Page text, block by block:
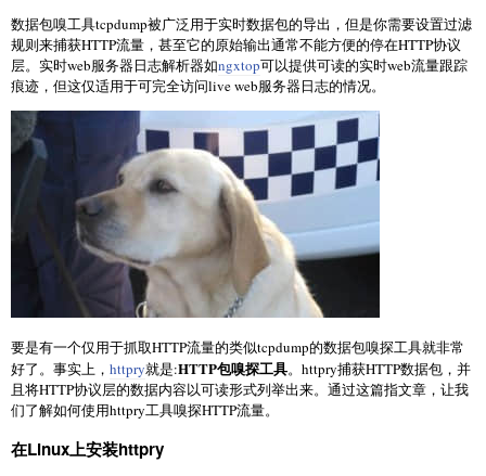
数据包嗅工具tcpdump被广泛用于实时数据包的导出，但是你需要设置过滤
规则来捕获HTTP流量，甚至它的原始输出通常不能方便的停在HTTP协议
层。实时web服务器日志解析器如ngxtop可以提供可读的实时web流量跟踪
痕迹，但这仅适用于可完全访问live web服务器日志的情况。
要是有一个仅用于抓取HTTP流量的类似tcpdump的数据包嗅探工具就非常
好了。事实上， httpry就是:HTTP包嗅探工具。httpry捕获HTTP数据包，并
且将HTTP协议层的数据内容以可读形式列举出来。通过这篇指文章，让我
们了解如何使用httpry工具嗅探HTTP流量。
在Linux上安装httpry